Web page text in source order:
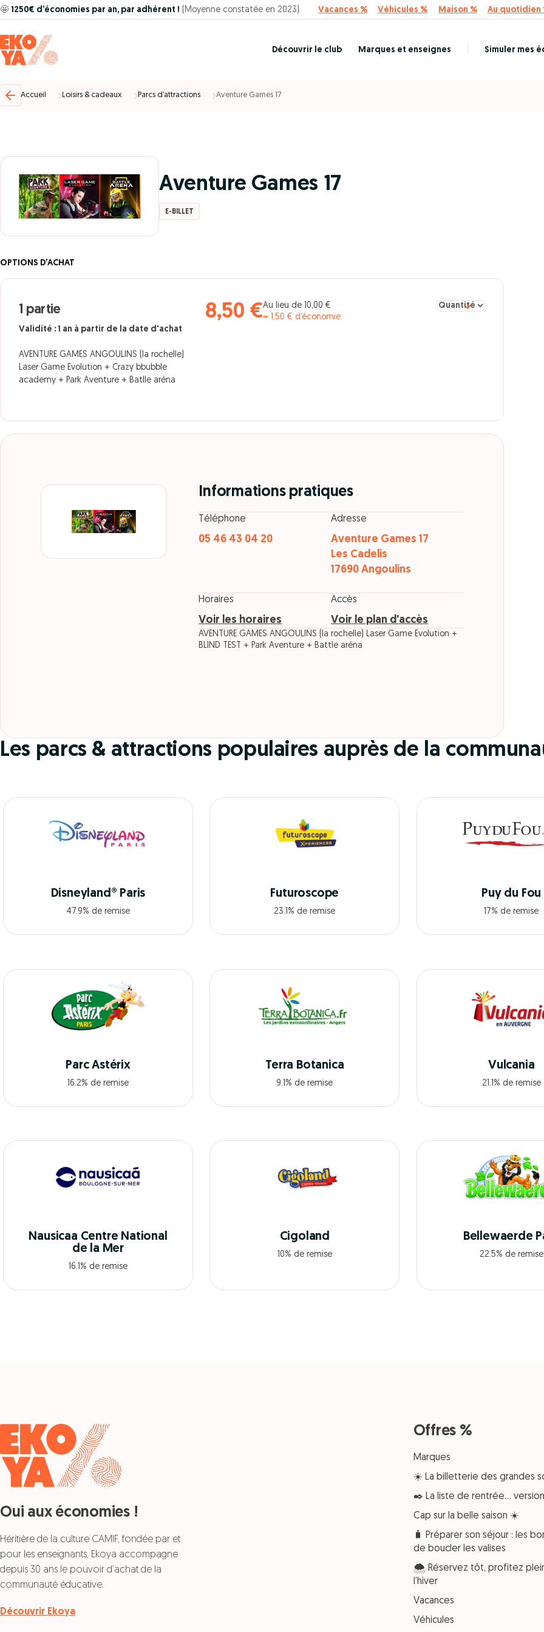
🤩 1250€ d’économies par an, par adhérent ! (Moyenne constatée en 2023) Vacances % Véhicules % Maison % Au quotidien
Découvrir le club Marques et enseignes Simuler mes
Accueil Loisirs & cadeaux Parcs d’attractions Aventure Games 17
Aventure Games 17
E-BILLET
OPTIONS D’ACHAT
1 partie
Validité : 1 an à partir de la date d'achat
AVENTURE GAMES ANGOULINS (la rochelle)
Laser Game Evolution + Crazy bbubble
academy + Park Aventure + Batlle aréna
8,50 €Au lieu de 10,00 €
= 1,50 € d’économie
Sélectionner la quantité
Informations pratiques
Téléphone
05 46 43 04 20
Adresse
Aventure Games 17
Les Cadelis
17690 Angoulins
Horaires
Voir les horaires
Accès
Voir le plan d'accès
AVENTURE GAMES ANGOULINS (la rochelle) Laser Game Evolution +
BLIND TEST + Park Aventure + Battle aréna
Les parcs & attractions populaires auprès de la
Disneyland® Paris
47.9% de remise
Futuroscope
23.1% de remise
Puy du Fou
17% de remise
Parc Astérix
16.2% de remise
Terra Botanica
9.1% de remise
Vulcania
21.1% de remise
Nausicaa Centre National
de la Mer
16.1% de remise
Cigoland
10% de remise
Bellewaerde
22.5% de remise
Oui aux économies !
Héritière de la culture CAMIF, fondée par et
pour les enseignants, Ekoya accompagne
depuis 30 ans le pouvoir d’achat de la
communauté éducative.
Découvrir Ekoya
Offres %
Marques
☀️ La billetterie des grandes
✒️ La liste de rentrée… version
Cap sur la belle saison ☀️
🧳 Préparer son séjour : les
de boucler les valises
🌨️ Réservez tôt, profitez
l’hiver
Vacances
Véhicules